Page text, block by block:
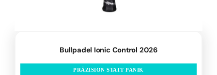
Bullpadel Ionic Control 2026
PRÄZISION STATT PANIK